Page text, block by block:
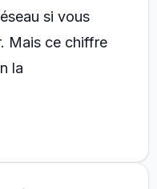
si vous
Mais ce chiffre
la